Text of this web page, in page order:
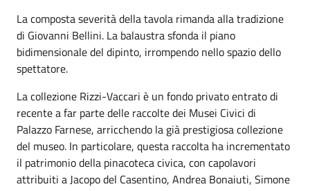
La composta severità della tavola rimanda alla tradizione
di Giovanni Bellini. La balaustra sfonda il piano
bidimensionale del dipinto, irrompendo nello spazio dello
spettatore.
La collezione Rizzi-Vaccari è un fondo privato entrato di
recente a far parte delle raccolte dei Musei Civici di
Palazzo Farnese, arricchendo la già prestigiosa collezione
del museo. In particolare, questa raccolta ha incrementato
il patrimonio della pinacoteca civica, con capolavori
attribuiti a Jacopo del Casentino, Andrea Bonaiuti, Simone